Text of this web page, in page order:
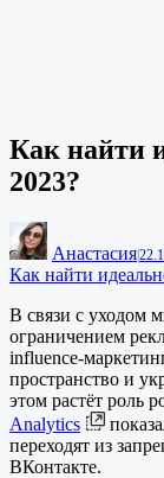
Как найти
2023?
Анастасия|
Как найти
В связи с уходом
ограничением
influence-
пространство и
этом растёт роль
Analytics
переходят из
ВКонтакте.